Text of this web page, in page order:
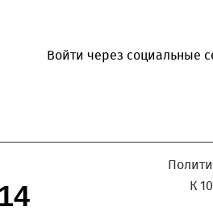
Войти через социальные
К